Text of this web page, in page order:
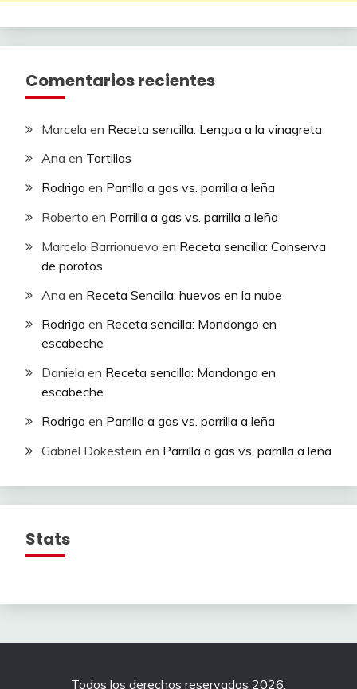
Comentarios recientes
Marcela en Receta sencilla: Lengua a la vinagreta
Ana en Tortillas
Rodrigo en Parrilla a gas vs. parrilla a leña
Roberto en Parrilla a gas vs. parrilla a leña
Marcelo Barrionuevo en Receta sencilla: Conserva
de porotos
Ana en Receta Sencilla: huevos en la nube
Rodrigo en Receta sencilla: Mondongo en
escabeche
Daniela en Receta sencilla: Mondongo en
escabeche
Rodrigo en Parrilla a gas vs. parrilla a leña
Gabriel Dokestein en Parrilla a gas vs. parrilla a leña
Stats
Todos los derechos reservados 2026.